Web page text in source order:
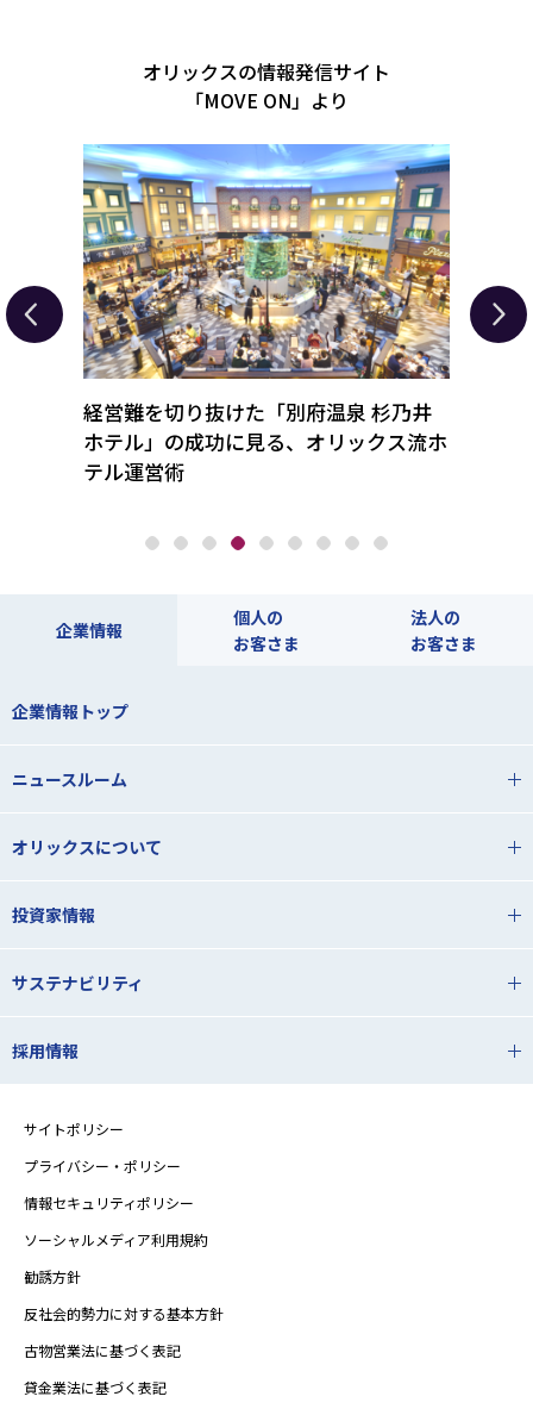
オリックスの情報発信サイト
「MOVE ON」より
経営難を切り抜けた「別府温泉 杉乃井
ホテル」の成功に見る、オリックス流ホ
テル運営術
企業情報
個人の
お客さま
法人の
お客さま
企業情報トップ
ニュースルーム
オリックスについて
投資家情報
サステナビリティ
採用情報
サイトポリシー
プライバシー・ポリシー
情報セキュリティポリシー
ソーシャルメディア利用規約
勧誘方針
反社会的勢力に対する基本方針
古物営業法に基づく表記
貸金業法に基づく表記